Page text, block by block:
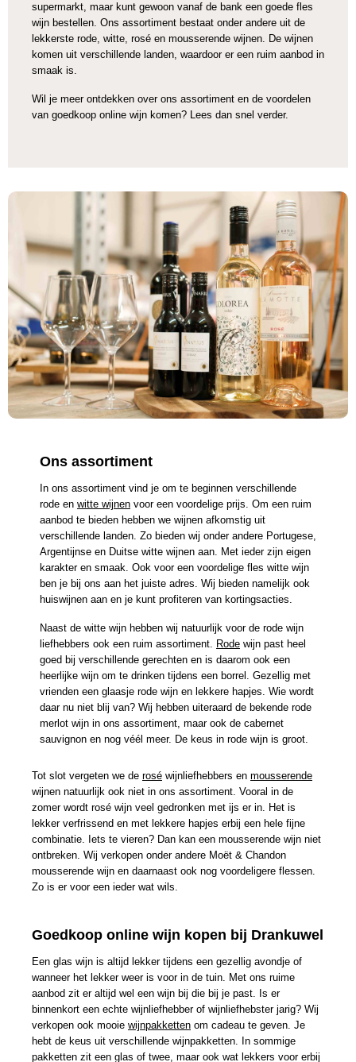
supermarkt, maar kunt gewoon vanaf de bank een goede fles
wijn bestellen. Ons assortiment bestaat onder andere uit de
lekkerste rode, witte, rosé en mousserende wijnen. De wijnen
komen uit verschillende landen, waardoor er een ruim aanbod in
smaak is.
Wil je meer ontdekken over ons assortiment en de voordelen
van goedkoop online wijn komen? Lees dan snel verder.
Ons assortiment
In ons assortiment vind je om te beginnen verschillende
rode en witte wijnen voor een voordelige prijs. Om een ruim
aanbod te bieden hebben we wijnen afkomstig uit
verschillende landen. Zo bieden wij onder andere Portugese,
Argentijnse en Duitse witte wijnen aan. Met ieder zijn eigen
karakter en smaak. Ook voor een voordelige fles witte wijn
ben je bij ons aan het juiste adres. Wij bieden namelijk ook
huiswijnen aan en je kunt profiteren van kortingsacties.
Naast de witte wijn hebben wij natuurlijk voor de rode wijn
liefhebbers ook een ruim assortiment. Rode wijn past heel
goed bij verschillende gerechten en is daarom ook een
heerlijke wijn om te drinken tijdens een borrel. Gezellig met
vrienden een glaasje rode wijn en lekkere hapjes. Wie wordt
daar nu niet blij van? Wij hebben uiteraard de bekende rode
merlot wijn in ons assortiment, maar ook de cabernet
sauvignon en nog véél meer. De keus in rode wijn is groot.
Tot slot vergeten we de rosé wijnliefhebbers en mousserende
wijnen natuurlijk ook niet in ons assortiment. Vooral in de
zomer wordt rosé wijn veel gedronken met ijs er in. Het is
lekker verfrissend en met lekkere hapjes erbij een hele fijne
combinatie. Iets te vieren? Dan kan een mousserende wijn niet
ontbreken. Wij verkopen onder andere Moët & Chandon
mousserende wijn en daarnaast ook nog voordeligere flessen.
Zo is er voor een ieder wat wils.
Goedkoop online wijn kopen bij Drankuwel
Een glas wijn is altijd lekker tijdens een gezellig avondje of
wanneer het lekker weer is voor in de tuin. Met ons ruime
aanbod zit er altijd wel een wijn bij die bij je past. Is er
binnenkort een echte wijnliefhebber of wijnliefhebster jarig? Wij
verkopen ook mooie wijnpakketten om cadeau te geven. Je
hebt de keus uit verschillende wijnpakketten. In sommige
pakketten zit een glas of twee, maar ook wat lekkers voor erbij